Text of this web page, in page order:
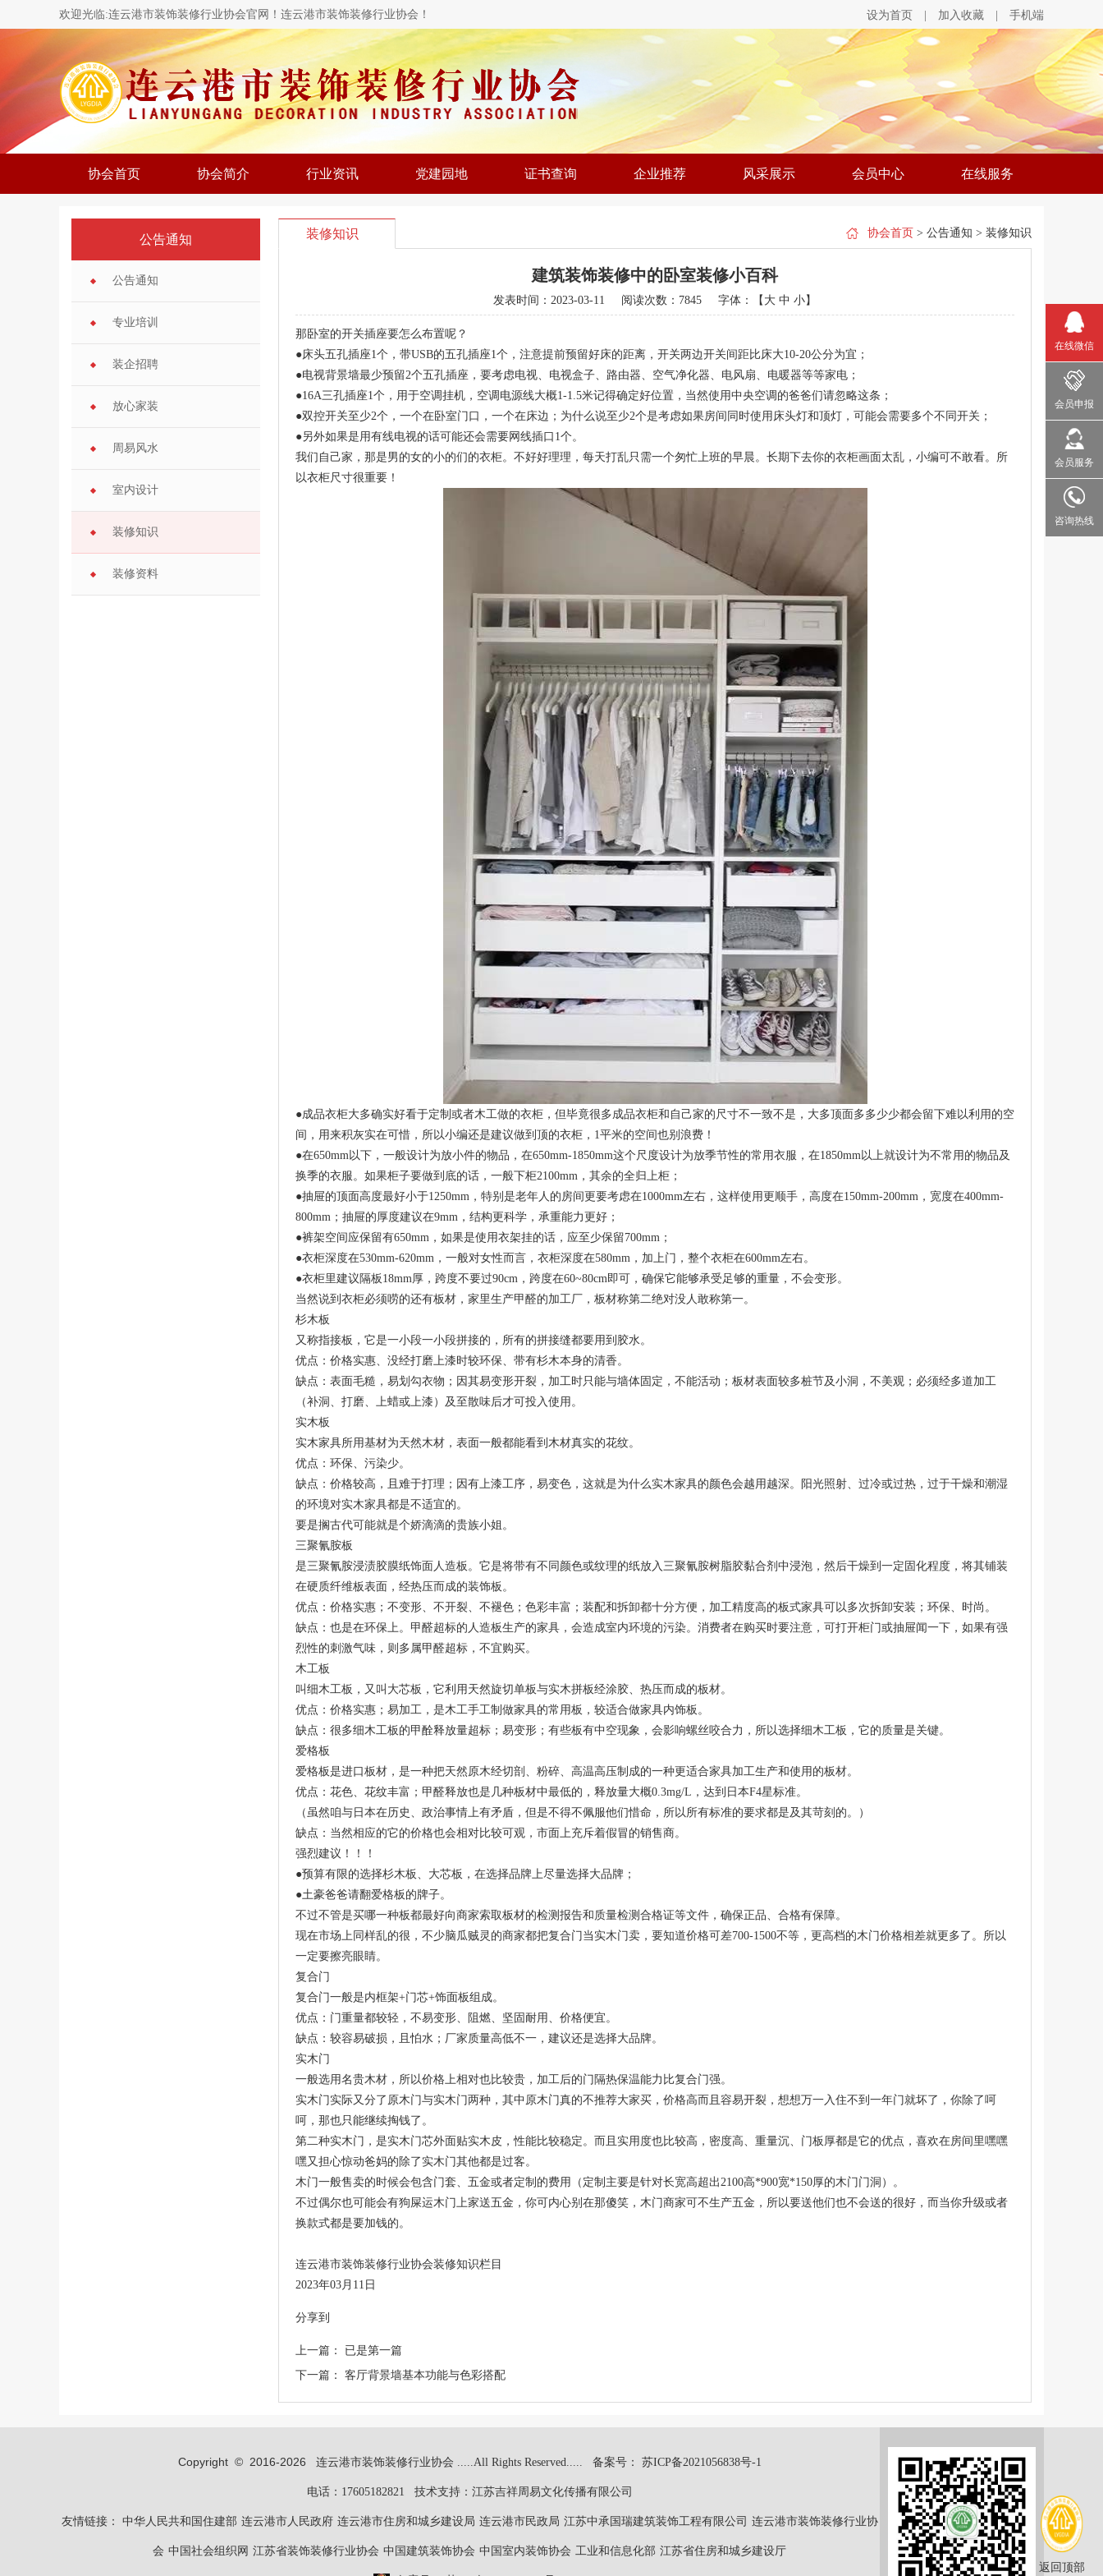
欢迎光临:连云港市装饰装修行业协会官网！连云港市装饰装修行业协会！ 设为首页 加入收藏 手机端
协会首页 协会简介 行业资讯 党建园地 证书查询 企业推荐 风采展示 会员中心 在线服务
公告通知
公告通知
专业培训
装企招聘
放心家装
周易风水
室内设计
装修知识
装修资料
装修知识 协会首页 > 公告通知 > 装修知识
建筑装饰装修中的卧室装修小百科
发表时间： 2023-03-11 阅读次数：7845 字体：【 大 中 小】
那卧室的开关插座要怎么布置呢？
●床头五孔插座1个，带USB的五孔插座1个，注意提前预留好床的距离，开关两边开关间距比床大10-20公分为宜；
●电视背景墙最少预留2个五孔插座，要考虑电视、电视盒子、路由器、空气净化器、电风扇、电暖器等等家电；
●16A三孔插座1个，用于空调挂机，空调电源线大概1-1.5米记得确定好位置，当然使用中央空调的爸爸们请忽略这条；
●双控开关至少2个，一个在卧室门口，一个在床边；为什么说至少2个是考虑如果房间同时使用床头灯和顶灯，可能会需要多个不同开关；
●另外如果是用有线电视的话可能还会需要网线插口1个。
我们自己家，那是男的女的小的们的衣柜。不好好理理，每天打乱只需一个匆忙上班的早晨。长期下去你的衣柜画面太乱，小编可不敢看。所
以衣柜尺寸很重要！
●成品衣柜大多确实好看于定制或者木工做的衣柜，但毕竟很多成品衣柜和自己家的尺寸不一致不是，大多顶面多多少少都会留下难以利用的空
间，用来积灰实在可惜，所以小编还是建议做到顶的衣柜，1平米的空间也别浪费！
●在650mm以下，一般设计为放小件的物品，在650mm-1850mm这个尺度设计为放季节性的常用衣服，在1850mm以上就设计为不常用的物品及
换季的衣服。如果柜子要做到底的话，一般下柜2100mm，其余的全归上柜；
●抽屉的顶面高度最好小于1250mm，特别是老年人的房间更要考虑在1000mm左右，这样使用更顺手，高度在150mm-200mm，宽度在400mm-
800mm；抽屉的厚度建议在9mm，结构更科学，承重能力更好；
●裤架空间应保留有650mm，如果是使用衣架挂的话，应至少保留700mm；
●衣柜深度在530mm-620mm，一般对女性而言，衣柜深度在580mm，加上门，整个衣柜在600mm左右。
●衣柜里建议隔板18mm厚，跨度不要过90cm，跨度在60~80cm即可，确保它能够承受足够的重量，不会变形。
当然说到衣柜必须唠的还有板材，家里生产甲醛的加工厂，板材称第二绝对没人敢称第一。
杉木板
又称指接板，它是一小段一小段拼接的，所有的拼接缝都要用到胶水。
优点：价格实惠、没经打磨上漆时较环保、带有杉木本身的清香。
缺点：表面毛糙，易划勾衣物；因其易变形开裂，加工时只能与墙体固定，不能活动；板材表面较多桩节及小洞，不美观；必须经多道加工
（补洞、打磨、上蜡或上漆）及至散味后才可投入使用。
实木板
实木家具所用基材为天然木材，表面一般都能看到木材真实的花纹。
优点：环保、污染少。
缺点：价格较高，且难于打理；因有上漆工序，易变色，这就是为什么实木家具的颜色会越用越深。阳光照射、过冷或过热，过于干燥和潮湿
的环境对实木家具都是不适宜的。
要是搁古代可能就是个娇滴滴的贵族小姐。
三聚氰胺板
是三聚氰胺浸渍胶膜纸饰面人造板。它是将带有不同颜色或纹理的纸放入三聚氰胺树脂胶黏合剂中浸泡，然后干燥到一定固化程度，将其铺装
在硬质纤维板表面，经热压而成的装饰板。
优点：价格实惠；不变形、不开裂、不褪色；色彩丰富；装配和拆卸都十分方便，加工精度高的板式家具可以多次拆卸安装；环保、时尚。
缺点：也是在环保上。甲醛超标的人造板生产的家具，会造成室内环境的污染。消费者在购买时要注意，可打开柜门或抽屉闻一下，如果有强
烈性的刺激气味，则多属甲醛超标，不宜购买。
木工板
叫细木工板，又叫大芯板，它利用天然旋切单板与实木拼板经涂胶、热压而成的板材。
优点：价格实惠；易加工，是木工手工制做家具的常用板，较适合做家具内饰板。
缺点：很多细木工板的甲酫释放量超标；易变形；有些板有中空现象，会影响螺丝咬合力，所以选择细木工板，它的质量是关键。
爱格板
爱格板是进口板材，是一种把天然原木经切剖、粉碎、高温高压制成的一种更适合家具加工生产和使用的板材。
优点：花色、花纹丰富；甲醛释放也是几种板材中最低的，释放量大概0.3mg/L，达到日本F4星标准。
（虽然咱与日本在历史、政治事情上有矛盾，但是不得不佩服他们惜命，所以所有标准的要求都是及其苛刻的。）
缺点：当然相应的它的价格也会相对比较可观，市面上充斥着假冒的销售商。
强烈建议！！！
●预算有限的选择杉木板、大芯板，在选择品牌上尽量选择大品牌；
●土豪爸爸请翻爱格板的牌子。
不过不管是买哪一种板都最好向商家索取板材的检测报告和质量检测合格证等文件，确保正品、合格有保障。
现在市场上同样乱的很，不少脑瓜贼灵的商家都把复合门当实木门卖，要知道价格可差700-1500不等，更高档的木门价格相差就更多了。所以
一定要擦亮眼睛。
复合门
复合门一般是内框架+门芯+饰面板组成。
优点：门重量都较轻，不易变形、阻燃、坚固耐用、价格便宜。
缺点：较容易破损，且怕水；厂家质量高低不一，建议还是选择大品牌。
实木门
一般选用名贵木材，所以价格上相对也比较贵，加工后的门隔热保温能力比复合门强。
实木门实际又分了原木门与实木门两种，其中原木门真的不推荐大家买，价格高而且容易开裂，想想万一入住不到一年门就坏了，你除了呵
呵，那也只能继续掏钱了。
第二种实木门，是实木门芯外面贴实木皮，性能比较稳定。而且实用度也比较高，密度高、重量沉、门板厚都是它的优点，喜欢在房间里嘿嘿
嘿又担心惊动爸妈的除了实木门其他都是过客。
木门一般售卖的时候会包含门套、五金或者定制的费用（定制主要是针对长宽高超出2100高*900宽*150厚的木门门洞）。
不过偶尔也可能会有狗屎运木门上家送五金，你可内心别在那傻笑，木门商家可不生产五金，所以要送他们也不会送的很好，而当你升级或者
换款式都是要加钱的。
连云港市装饰装修行业协会装修知识栏目
2023年03月11日
分享到
上一篇： 已是第一篇
下一篇： 客厅背景墙基本功能与色彩搭配
Copyright © 2016-2026 连云港市装饰装修行业协会 .....All Rights Reserved..... 备案号： 苏ICP备2021056838号-1
电话：17605182821 技术支持： 江苏吉祥周易文化传播有限公司
友情链接： 中华人民共和国住建部 连云港市人民政府 连云港市住房和城乡建设局 连云港市民政局 江苏中承国瑞建筑装饰工程有限公司 连云港市装饰装修行业协
会 中国社会组织网 江苏省装饰装修行业协会 中国建筑装饰协会 中国室内装饰协会 工业和信息化部 江苏省住房和城乡建设厅
在线微信
会员申报
会员服务
咨询热线
返回顶部